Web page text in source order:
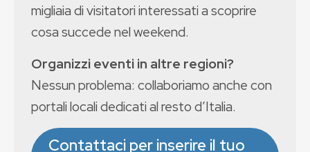
migliaia di visitatori interessati a scoprire
cosa succede nel weekend.
Organizzi eventi in altre regioni?
Nessun problema: collaboriamo anche con
portali locali dedicati al resto d’Italia.
Contattaci per inserire il tuo